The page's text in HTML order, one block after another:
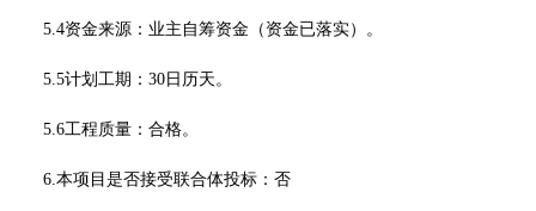
5.4资金来源：业主自筹资金（资金已落实）。
5.5计划工期： 30 日历天。
5.6工程质量：合格。
6.本项目是否接受联合体投标：否